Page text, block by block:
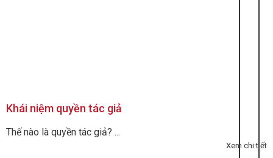
Khái niệm quyền tác giả
Thế nào là quyền tác giả? ...
Xem chi tiết